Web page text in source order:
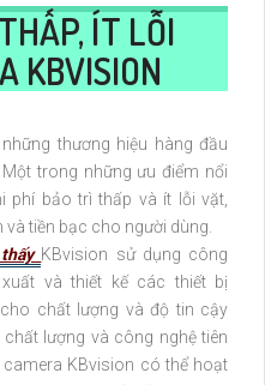
ÍT LỖI
KBVISION
thương hiệu hàng đầu
trong những ưu điểm nổi
phí bảo trì thấp và ít lỗi vặt,
tiền bạc cho người dùng.
KBvision sử dụng công
và thiết kế các thiết bị
chất lượng và độ tin cậy
lượng và công nghệ tiên
camera KBvision có thể hoạt